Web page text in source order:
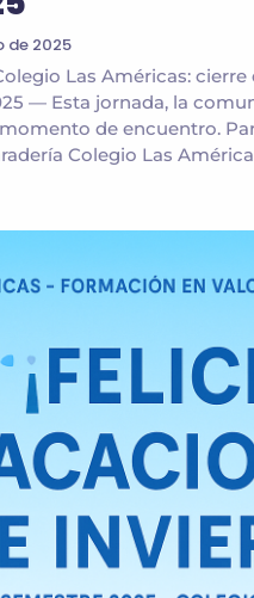
de 2025
Las Américas:
— Esta jornada, la
de encuentro.
Colegio Las